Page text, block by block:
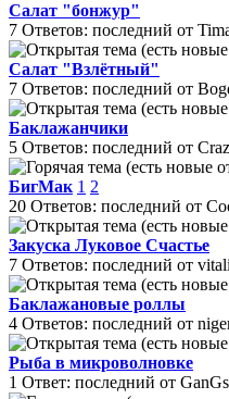
Салат "бонжур"
7 Ответов: последний от
Салат "Взлётный"
7 Ответов: последний от
Баклажанчики
5 Ответов: последний от
БигМак 1 2
20 Ответов: последний от
Закуска Луковое Счастье
7 Ответов: последний от
Баклажановые роллы
4 Ответов: последний от
Рыба в микроволновке
1 Ответ: последний от